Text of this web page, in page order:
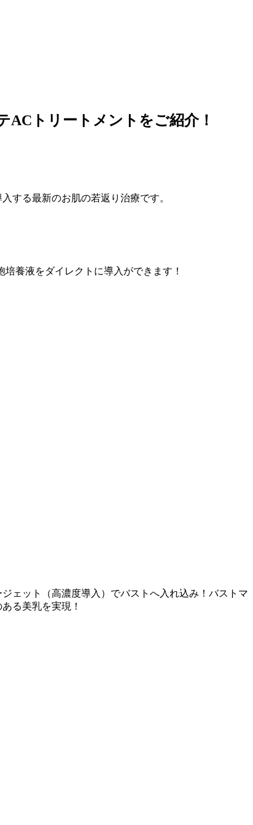
トリートメントをご紹介！
する最新のお肌の若返り治療です。
養液をダイレクトに導入ができます！
ェット（高濃度導入）でバストへ入れ込み！バストマ
る美乳を実現！